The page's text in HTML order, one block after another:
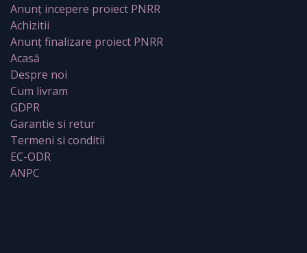
Anunț incepere proiect PNRR
Achizitii
Anunț finalizare proiect PNRR
Acasă
Despre noi
Cum livram
GDPR
Garantie si retur
Termeni si conditii
EC-ODR
ANPC